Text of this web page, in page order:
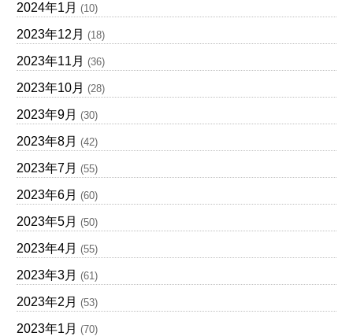
2024年1月 (10)
2023年12月 (18)
2023年11月 (36)
2023年10月 (28)
2023年9月 (30)
2023年8月 (42)
2023年7月 (55)
2023年6月 (60)
2023年5月 (50)
2023年4月 (55)
2023年3月 (61)
2023年2月 (53)
2023年1月 (70)